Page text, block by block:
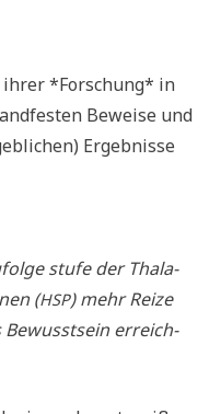
ihrer *For­schung* in
Bewei­se und
Ergeb­nis­se
stu­fe der Tha­la­
(HSP) mehr Rei­ze
Bewusst­sein erreich­